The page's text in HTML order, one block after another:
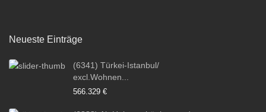
Neueste Einträge
(6341) Türkei-Istanbul/
excl.Wohnen...
566.329 €